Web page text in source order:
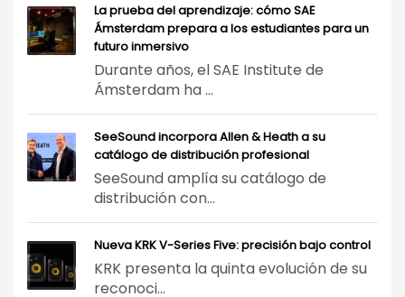
La prueba del aprendizaje: cómo SAE
Ámsterdam prepara a los estudiantes para un
futuro inmersivo
Durante años, el SAE Institute de
Ámsterdam ha ...
SeeSound incorpora Allen & Heath a su
catálogo de distribución profesional
SeeSound amplía su catálogo de
distribución con...
Nueva KRK V-Series Five: precisión bajo control
KRK presenta la quinta evolución de su
reconoci...